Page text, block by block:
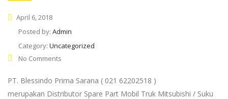
April 6, 2018
Posted by: Admin
Category: Uncategorized
No Comments
PT. Blessindo Prima Sarana ( 021 62202518 )
merupakan Distributor Spare Part Mobil Truk Mitsubishi / Suku